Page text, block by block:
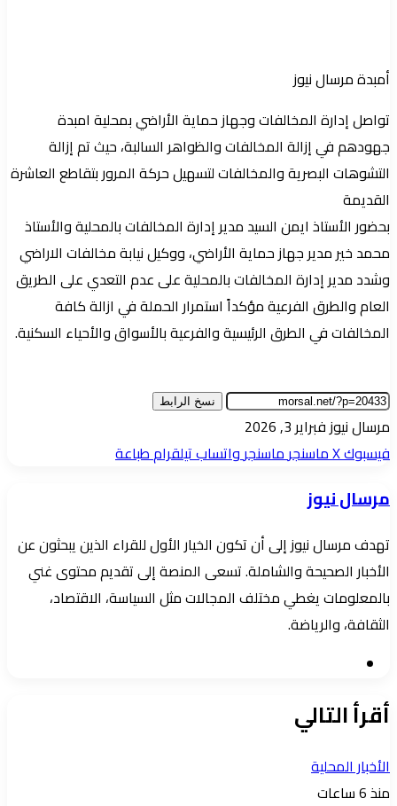
أمبدة مرسال نيوز
تواصل إدارة المخالفات وجهاز حماية الأراضي بمحلية امبدة
جهودهم في إزالة المخالفات والظواهر السالبة، حيث تم إزالة
التشوهات البصرية والمخالفات لتسهيل حركة المرور بتقاطع العاشرة
القديمة
بحضور الأستاذ ايمن السيد مدير إدارة المخالفات بالمحلية والأستاذ
محمد خير مدير جهاز حماية الأراضي، ووكيل نيابة مخالفات الاراضي
وشدد مدير إدارة المخالفات بالمحلية على عدم التعدي على الطريق
العام والطرق الفرعية مؤكداً استمرار الحملة في ازالة كافة
المخالفات في الطرق الرئيسية والفرعية بالأسواق والأحياء السكنية.
نسخ الرابط
مرسال نيوزأرسل
بريدا
فبراير 3, 2026
فيسبوك‫Xماسنجرماسنجرواتسابتيلقرامطباعة
مرسال نيوز
تهدف مرسال نيوز إلى أن تكون الخيار الأول للقراء الذين يبحثون عن
الأخبار الصحيحة والشاملة. تسعى المنصة إلى تقديم محتوى غني
بالمعلومات يغطي مختلف المجالات مثل السياسة، الاقتصاد،
الثقافة، والرياضة.
أقرأ التالي
الأخبار المحلية
منذ 6 ساعات